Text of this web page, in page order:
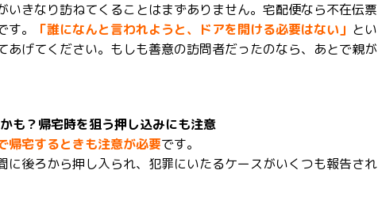
いきなり訪ねてくることはまずありません。宅配便なら不在伝票
。
「誰になんと言われようと、ドアを開ける必要はない」 とい
あげてください。もしも善意の訪問者だったのなら、あとで親が
も？帰宅時を狙う押し込みにも注意
帰宅するときも注意が必要です。
に後ろから押し入られ、犯罪にいたるケースがいくつも報告され